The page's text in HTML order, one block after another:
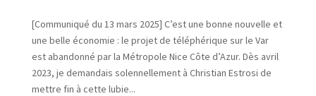
[Communiqué du 13 mars 2025] C’est une bonne nouvelle et
une belle économie : le projet de téléphérique sur le Var
est abandonné par la Métropole Nice Côte d’Azur. Dès avril
2023, je demandais solennellement à Christian Estrosi de
mettre fin à cette lubie...